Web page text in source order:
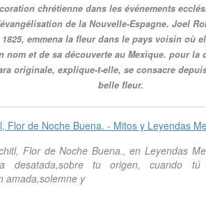
chrétienne dans les événements
de la Nouvelle-Espagne. Joel
1825, emmena la fleur dans le pays voisin où
nom et de sa découverte au Mexique. pour la
originale, explique-t-elle, se consacre
belle fleur.
Flor de Noche Buena., en Leyendas
desatada,sobre tu origen, cuando tú
amada,solemne y